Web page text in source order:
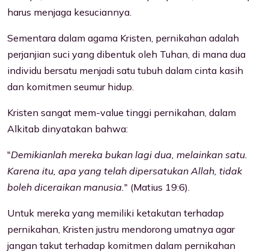
harus menjaga kesuciannya.
Sementara dalam agama Kristen, pernikahan adalah
perjanjian suci yang dibentuk oleh Tuhan, di mana dua
individu bersatu menjadi satu tubuh dalam cinta kasih
dan komitmen seumur hidup.
Kristen sangat mem-value tinggi pernikahan, dalam
Alkitab dinyatakan bahwa:
"Demikianlah mereka bukan lagi dua, melainkan satu.
Karena itu, apa yang telah dipersatukan Allah, tidak
boleh diceraikan manusia. " (Matius 19:6).
Untuk mereka yang memiliki ketakutan terhadap
pernikahan, Kristen justru mendorong umatnya agar
jangan takut terhadap komitmen dalam pernikahan